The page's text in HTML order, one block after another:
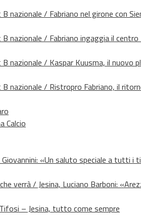
nazionale / Fabriano nel girone con
nazionale / Fabriano ingaggia il centro
nazionale / Kaspar Kuusma, il nuovo
nazionale / Ristropro Fabriano, il
Calcio
Giovannini: «Un saluto speciale a tutti i
verrà / Jesina, Luciano Barboni:
– Jesina, tutto come sempre